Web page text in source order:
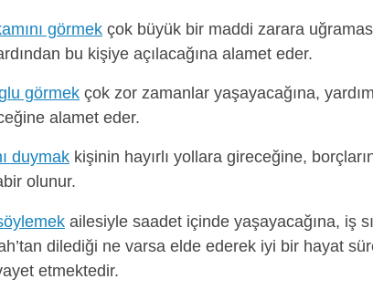
görmek çok büyük bir maddi zarara
bu kişiye açılacağına alamet eder.
görmek çok zor zamanlar yaşayacağına,
alamet eder.
duymak kişinin hayırlı yollara gireceğine,
olunur.
ailesiyle saadet içinde yaşayacağına, iş
dilediği ne varsa elde ederek iyi bir hayat
etmektedir.